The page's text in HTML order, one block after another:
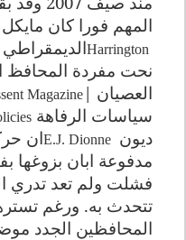
المهم فورا كان
Harrington
العصيان |
Magazine
سياسات الرفاهة
ديون E.J. Dionneان
مدفوعة ابان بزوغها
فشلت ولم تعد تدري
تتحدث به. ورغم
المحافظين الجدد